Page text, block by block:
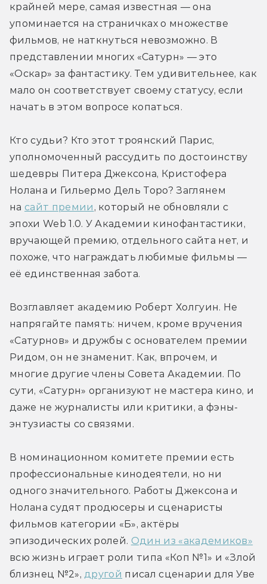
крайней мере, самая известная — она
упоминается на страничках о множестве
фильмов, не наткнуться невозможно. В
представлении многих «Сатурн» — это
«Оскар» за фантастику. Тем удивительнее, как
мало он соответствует своему статусу, если
начать в этом вопросе копаться.
Кто судьи? Кто этот троянский Парис,
уполномоченный рассудить по достоинству
шедевры Питера Джексона, Кристофера
Нолана и Гильермо Дель Торо? Заглянем
на сайт премии , который не обновляли с
эпохи Web 1.0. У Академии кинофантастики,
вручающей премию, отдельного сайта нет, и
похоже, что награждать любимые фильмы —
её единственная забота.
Возглавляет академию Роберт Холгуин. Не
напрягайте память: ничем, кроме вручения
«Сатурнов» и дружбы с основателем премии
Ридом, он не знаменит. Как, впрочем, и
многие другие члены Совета Академии. По
сути, «Сатурн» организуют не мастера кино, и
даже не журналисты или критики, а фэны-
энтузиасты со связями.
В номинационном комитете премии есть
профессиональные кинодеятели, но ни
одного значительного. Работы Джексона и
Нолана судят продюсеры и сценаристы
фильмов категории «Б», актёры
эпизодических ролей. Один из «академиков»
всю жизнь играет роли типа «Коп №1» и «Злой
близнец №2», другой писал сценарии для Уве